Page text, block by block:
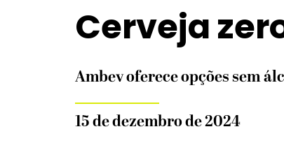
Cerveja
Ambev oferece opções sem
15 de dezembro de 2024